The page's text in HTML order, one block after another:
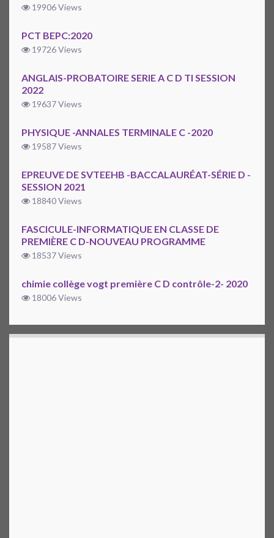
19906 Views
PCT BEPC:2020
19726 Views
ANGLAIS-PROBATOIRE SERIE A C D TI SESSION
2022
19637 Views
PHYSIQUE -ANNALES TERMINALE C -2020
19587 Views
EPREUVE DE SVTEEHB -BACCALAURÉAT-SÉRIE D -
SESSION 2021
18840 Views
FASCICULE-INFORMATIQUE EN CLASSE DE
PREMIÈRE C D-NOUVEAU PROGRAMME
18537 Views
chimie collège vogt première C D contrôle-2- 2020
18006 Views